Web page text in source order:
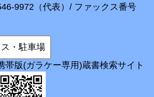
9972（代表）/ ファックス番号
・駐車場
帯版(ガラケー専用)蔵書検索サイト